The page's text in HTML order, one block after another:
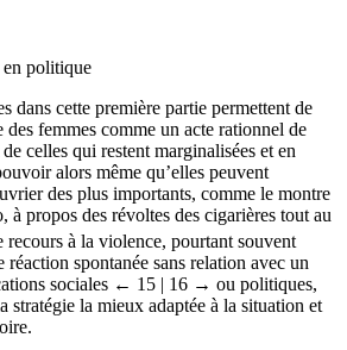
politique
dans cette première partie permettent de
femmes comme un acte rationnel de
celles qui restent marginalisées et en
alors même qu’elles peuvent
des plus importants, comme le montre
propos des révoltes des cigarières tout au
recours à la violence, pourtant souvent
spontanée sans relation avec un
sociales ← 15 | 16 → ou politiques,
stratégie la mieux adaptée à la situation et